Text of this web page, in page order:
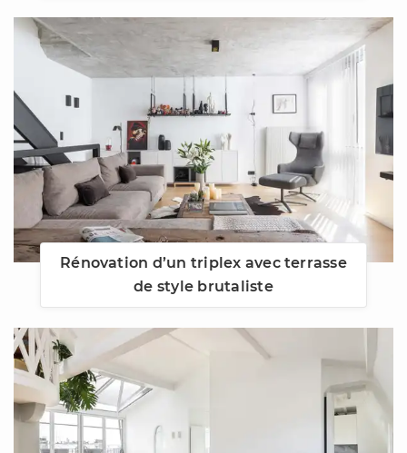
Rénovation d’un triplex avec terrasse
de style brutaliste